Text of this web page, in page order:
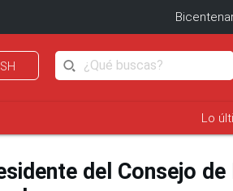
Lo
del Consejo